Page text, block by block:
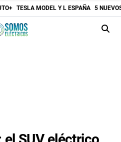
TESLA MODEL Y L ESPAÑA 5